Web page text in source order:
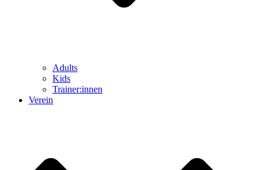
Adults
Kids
Trainer:innen
Verein